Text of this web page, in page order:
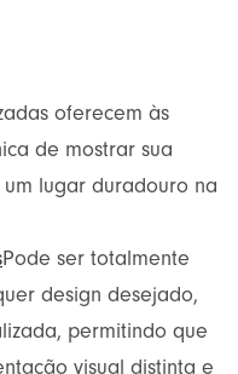
oferecem às
de mostrar sua
lugar duradouro na
Pode ser totalmente
design desejado,
permitindo que